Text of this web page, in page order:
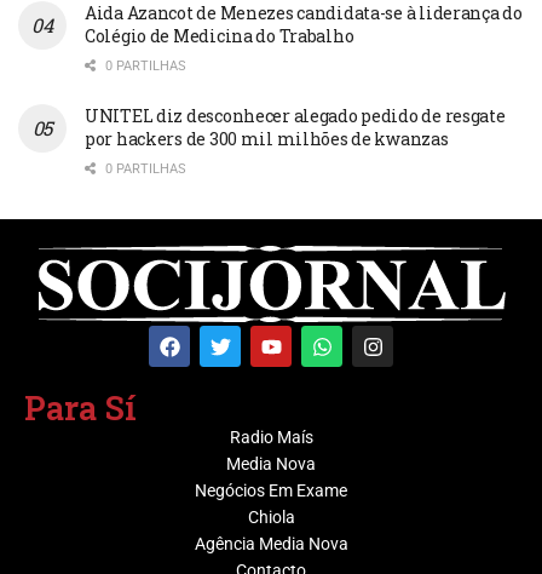
Aida Azancot de Menezes candidata-se à liderança do
Colégio de Medicina do Trabalho
0 PARTILHAS
UNITEL diz desconhecer alegado pedido de resgate
por hackers de 300 mil milhões de kwanzas
0 PARTILHAS
Para Sí
Radio Maís
Media Nova
Negócios Em Exame
Chiola
Agência Media Nova